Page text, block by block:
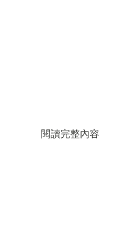
閱讀完整內容